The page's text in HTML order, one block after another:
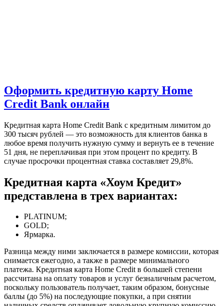
Оформить кредитную карту Home
Credit Bank онлайн
Кредитная карта Home Credit Bank с кредитным лимитом до
300 тысяч рублей — это возможность для клиентов банка в
любое время получить нужную сумму и вернуть ее в течение
51 дня, не переплачивая при этом процент по кредиту. В
случае просрочки процентная ставка составляет 29,8%.
Кредитная карта «Хоум Кредит»
представлена в трех вариантах:
PLATINUM;
GOLD;
Ярмарка.
Разница между ними заключается в размере комиссии, которая
снимается ежегодно, а также в размере минимального
платежа. Кредитная карта Home Credit в большей степени
рассчитана на оплату товаров и услуг безналичным расчетом,
поскольку пользователь получает, таким образом, бонусные
баллы (до 5%) на последующие покупки, а при снятии